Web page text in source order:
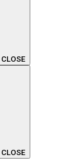
CLOSE
CLOSE